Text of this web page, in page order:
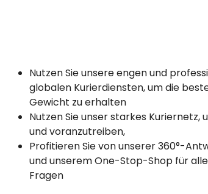
Nutzen Sie unsere engen und
globalen Kurierdiensten, um die
Gewicht zu erhalten
Nutzen Sie unser starkes Kuriernetz,
und voranzutreiben,
Profitieren Sie von unserer 360°-
und unserem One-Stop-Shop für
Fragen